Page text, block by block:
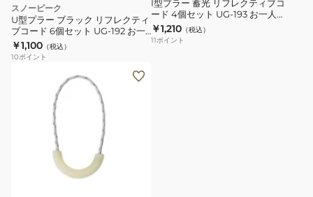
ト
UG-
191
お
フ
レ
ク
スノーピーク
U型プラー ブラック リフレクティ
ブコード 6個セット UG-192 お一
人様一点まで
￥1,100 （税込）
10ポイント
I型プラー 蓄光 リフレクティブコ
ード 4個セット UG-193 お一人様
一点まで
￥1,210 （税込）
11ポイント